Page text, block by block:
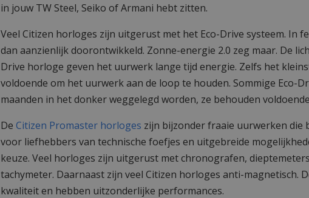
in jouw TW Steel, Seiko of Armani hebt zitten.
Veel Citizen horloges zijn uitgerust met het Eco-Drive systeem. In
dan aanzienlijk doorontwikkeld. Zonne-energie 2.0 zeg maar. De
Drive horloge geven het uurwerk lange tijd energie. Zelfs het
voldoende om het uurwerk aan de loop te houden. Sommige Eco-
maanden in het donker weggelegd worden, ze behouden
De Citizen Promaster horloges zijn bijzonder fraaie uurwerken die
voor liefhebbers van technische foefjes en uitgebreide
keuze. Veel horloges zijn uitgerust met chronografen,
tachymeter. Daarnaast zijn veel Citizen horloges anti-magnetisch.
kwaliteit en hebben uitzonderlijke performances.